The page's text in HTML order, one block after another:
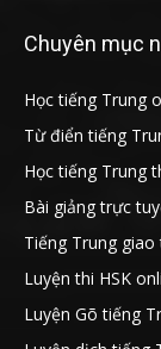
Chuyên mục
Học tiếng Trung
Từ điển tiếng
Học tiếng Trung
Bài giảng trực
Tiếng Trung giao
Luyện thi HSK
Luyện Gõ tiếng